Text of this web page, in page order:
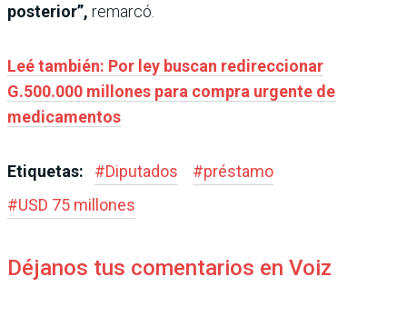
posterior”, remarcó.
Leé también: Por ley buscan redireccionar
G.500.000 millones para compra urgente de
medicamentos
Etiquetas: #Diputados #préstamo
#USD 75 millones
Déjanos tus comentarios en Voiz